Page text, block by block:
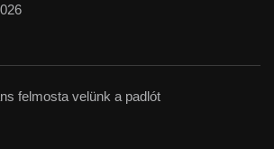
felmosta velünk a padlót